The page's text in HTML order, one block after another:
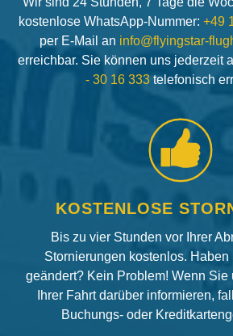
kostenlose WhatsApp-Nummer: +49
per E-Mail an info@flyingstar-
erreichbar. Sie können uns jederzeit
- 30 16 333 telefonisch
KOSTENLOSE
Bis zu vier Stunden vor Ihrer
Stornierungen kostenlos.
geändert? Kein Problem! Wenn Sie
Ihrer Fahrt darüber informieren,
Buchungs- oder